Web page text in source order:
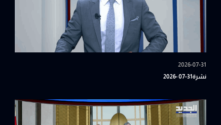
2026-07-31
نشرة31-07 -2026